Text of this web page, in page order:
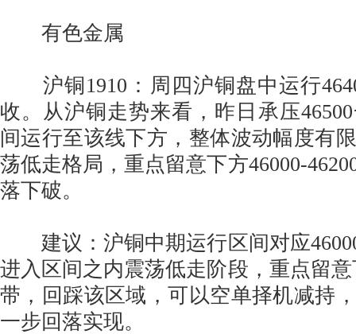
有色金属
沪铜1910：周四沪铜盘中运行
收。从沪铜走势来看，昨日承压
间运行至该线下方，整体波动幅度有
荡低走格局，重点留意下方46000-
落下破。
建议：沪铜中期运行区间对应
进入区间之内震荡低走阶段，重点留意
带，回踩该区域，可以空单择机减持
一步回落实现。